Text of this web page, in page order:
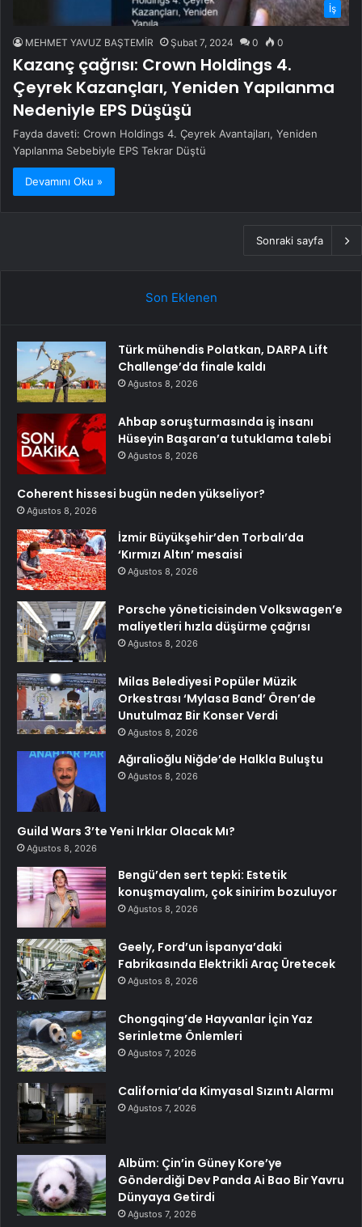
İş
MEHMET YAVUZ BAŞTEMİR Şubat 7, 2024 0 0
Kazanç çağrısı: Crown Holdings 4.
Çeyrek Kazançları, Yeniden Yapılanma
Nedeniyle EPS Düşüşü
Fayda daveti: Crown Holdings 4. Çeyrek Avantajları, Yeniden
Yapılanma Sebebiyle EPS Tekrar Düştü
Devamını Oku »
Sonraki sayfa
Son Eklenen
Türk mühendis Polatkan, DARPA Lift
Challenge’da finale kaldı
Ağustos 8, 2026
Ahbap soruşturmasında iş insanı
Hüseyin Başaran’a tutuklama talebi
Ağustos 8, 2026
Coherent hissesi bugün neden yükseliyor?
Ağustos 8, 2026
İzmir Büyükşehir’den Torbalı’da
‘Kırmızı Altın’ mesaisi
Ağustos 8, 2026
Porsche yöneticisinden Volkswagen’e
maliyetleri hızla düşürme çağrısı
Ağustos 8, 2026
Milas Belediyesi Popüler Müzik
Orkestrası ‘Mylasa Band’ Ören’de
Unutulmaz Bir Konser Verdi
Ağustos 8, 2026
Ağıralioğlu Niğde’de Halkla Buluştu
Ağustos 8, 2026
Guild Wars 3’te Yeni Irklar Olacak Mı?
Ağustos 8, 2026
Bengü’den sert tepki: Estetik
konuşmayalım, çok sinirim bozuluyor
Ağustos 8, 2026
Geely, Ford’un İspanya’daki
Fabrikasında Elektrikli Araç Üretecek
Ağustos 8, 2026
Chongqing’de Hayvanlar İçin Yaz
Serinletme Önlemleri
Ağustos 7, 2026
California’da Kimyasal Sızıntı Alarmı
Ağustos 7, 2026
Albüm: Çin’in Güney Kore’ye
Gönderdiği Dev Panda Ai Bao Bir Yavru
Dünyaya Getirdi
Ağustos 7, 2026